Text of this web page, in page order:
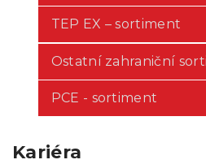
TEP EX – sortiment
Ostatní zahraniční
PCE - sortiment
Kariéra